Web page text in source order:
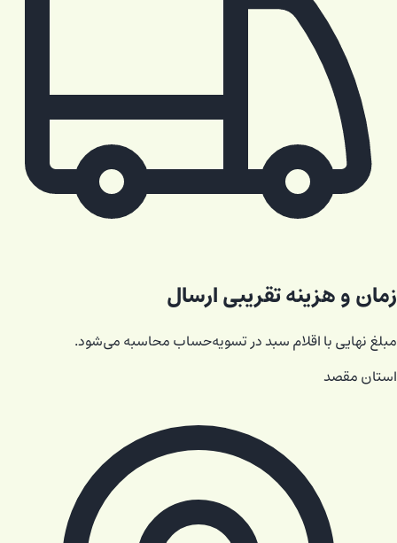
زمان و هزینه تقریبی ارسال
مبلغ نهایی با اقلام سبد در تسویه‌حساب محاسبه می‌شود.
استان مقصد